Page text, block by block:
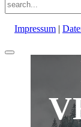
Impressum |
Nach